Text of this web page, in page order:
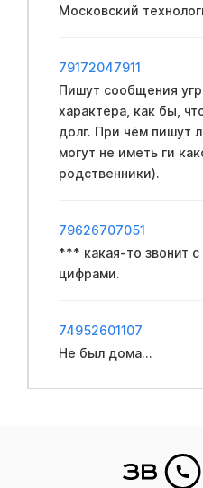
Московский
79172047911
Пишут сообщения
характера, как бы,
долг. При чём пишут
могут не иметь ги
родственники).
79626707051
*** какая-то звонит
цифрами.
74952601107
Не был дома...